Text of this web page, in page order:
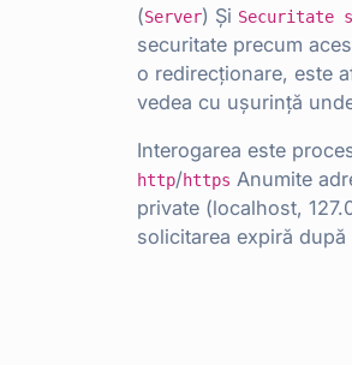
(Server) Și Securitate
securitate precum
o redirecționare, este
vedea cu ușurință
Interogarea este
http/https Anumite
private (localhost,
solicitarea expiră